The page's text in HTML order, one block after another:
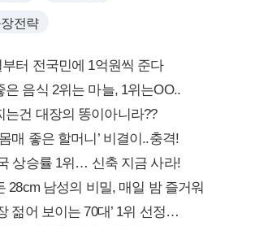
전략
터 전국민에 1억원씩 준다
은 음식 2위는 마늘, 1위는OO..
는건 대장의 똥이아니라??
매 좋은 할머니’ 비결이..충격!
상승률 1위… 신축 지금 사라!
28cm 남성의 비밀, 매일 밤 즐거워
젊어 보이는 70대’ 1위 선정…